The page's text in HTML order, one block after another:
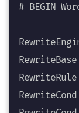
# BEGIN
RewriteCond